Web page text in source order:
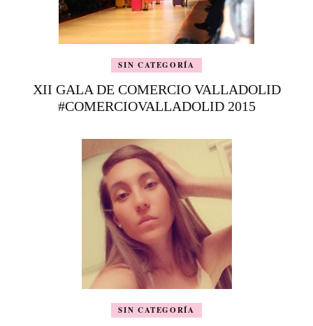
SIN CATEGORÍA
XII GALA DE COMERCIO VALLADOLID
#COMERCIOVALLADOLID 2015
SIN CATEGORÍA